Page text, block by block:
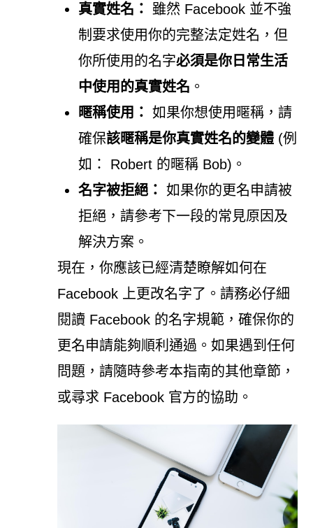
真實姓名：
雖然 Facebook 並不強
制要求使用你的完整法定姓名，但
你所使用的名字必須是你日常生活
中使用的真實姓名 。
暱稱使用： 如果你想使用暱稱，請
確保該暱稱是你真實姓名的變體(例
如： Robert 的暱稱 Bob)。
名字被拒絕： 如果你的更名申請被
拒絕，請參考下一段的常見原因及
解決方案。
現在，你應該已經清楚瞭解如何在
Facebook 上更改名字了。請務必仔細
閱讀 Facebook 的名字規範，確保你的
更名申請能夠順利通過。如果遇到任何
問題，請隨時參考本指南的其他章節，
或尋求 Facebook 官方的協助。